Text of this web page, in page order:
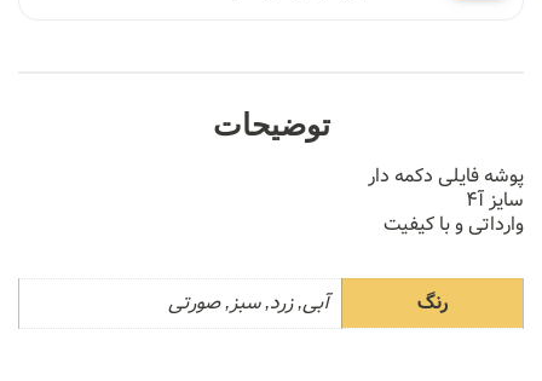
توضیحات
پوشه فایلی دکمه دار
سایز آ۴
وارداتی و با کیفیت
رنگ آبی, زرد, سبز, صورتی